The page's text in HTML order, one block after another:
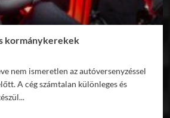
kormánykerekek
nem ismeretlen az autóversenyzéssel
A cég számtalan különleges és